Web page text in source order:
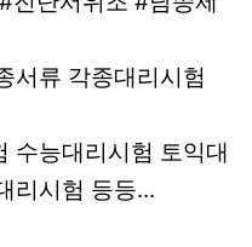
서류 각종대리시험
수능대리시험 토익대
리시험 등등...